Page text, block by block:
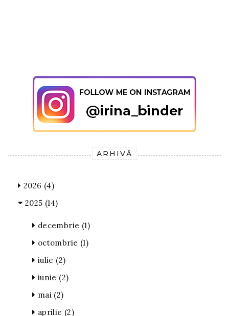
ARHIVĂ
2026 (4)
2025 (14)
decembrie (1)
octombrie (1)
iulie (2)
iunie (2)
mai (2)
aprilie (2)